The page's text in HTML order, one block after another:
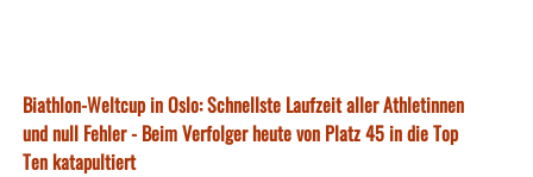
Biathlon-Weltcup in Oslo: Schnellste Laufzeit aller Athletinnen
und null Fehler - Beim Verfolger heute von Platz 45 in die Top
Ten katapultiert